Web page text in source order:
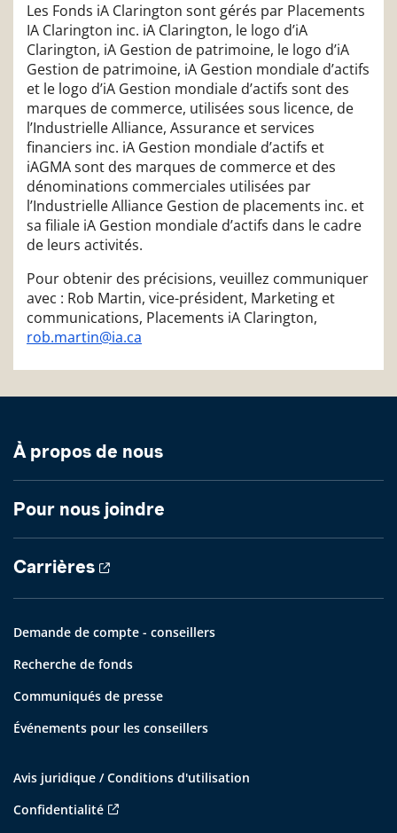
Les Fonds iA Clarington sont gérés par Placements
IA Clarington inc. iA Clarington, le logo d’iA
Clarington, iA Gestion de patrimoine, le logo d’iA
Gestion de patrimoine, iA Gestion mondiale d’actifs
et le logo d’iA Gestion mondiale d’actifs sont des
marques de commerce, utilisées sous licence, de
l’Industrielle Alliance, Assurance et services
financiers inc. iA Gestion mondiale d’actifs et
iAGMA sont des marques de commerce et des
dénominations commerciales utilisées par
l’Industrielle Alliance Gestion de placements inc. et
sa filiale iA Gestion mondiale d’actifs dans le cadre
de leurs activités.
Pour obtenir des précisions, veuillez communiquer
avec : Rob Martin, vice-président, Marketing et
communications, Placements iA Clarington,
rob.martin@ia.ca
À propos de nous
Pour nous joindre
Carrières
Demande de compte - conseillers
Recherche de fonds
Communiqués de presse
Événements pour les conseillers
Avis juridique / Conditions d'utilisation
Confidentialité